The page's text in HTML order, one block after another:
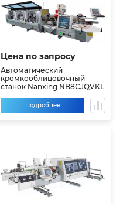
Цена по запросу
Автоматический
кромкооблицовочный
станок Nanxing NB8СJQVKL
Подробнее